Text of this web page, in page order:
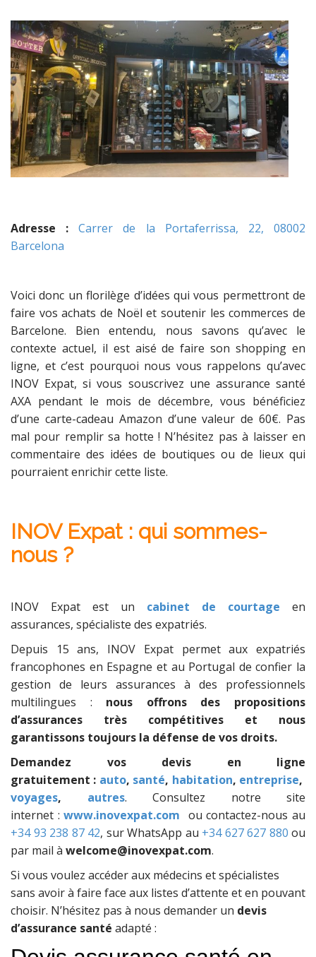
Adresse :Carrer de la Portaferrissa, 22, 08002
Barcelona
Voici donc un florilège d’idées qui vous permettront de
faire vos achats de Noël et soutenir les commerces de
Barcelone. Bien entendu, nous savons qu’avec le
contexte actuel, il est aisé de faire son shopping en
ligne, et c’est pourquoi nous vous rappelons qu’avec
INOV Expat, si vous souscrivez une assurance santé
AXA pendant le mois de décembre, vous bénéficiez
d’une carte-cadeau Amazon d’une valeur de 60€. Pas
mal pour remplir sa hotte ! N’hésitez pas à laisser en
commentaire des idées de boutiques ou de lieux qui
pourraient enrichir cette liste.
INOV Expat : qui sommes-
nous ?
INOV Expat est un cabinet de courtage en
assurances, spécialiste des expatriés.
Depuis 15 ans, INOV Expat permet aux expatriés
francophones en Espagne et au Portugal de confier la
gestion de leurs assurances à des professionnels
multilingues : nous offrons des propositions
d’assurances très compétitives et nous
garantissons toujours la défense de vos droits.
Demandez vos devis en ligne
gratuitement : auto, santé, habitation, entreprise,
voyages, autres. Consultez notre site
internet :www.inovexpat.com ou contactez-nous au
+34 93 238 87 42, sur WhatsApp au +34 627 627 880 ou
par mail à welcome@inovexpat.com.
Si vous voulez accéder aux médecins et spécialistes
sans avoir à faire face aux listes d’attente et en pouvant
choisir. N’hésitez pas à nous demander un devis
d’assurance santé adapté :